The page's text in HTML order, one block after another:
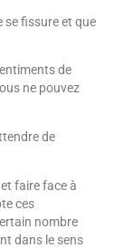
se fissure et que
de
ne pouvez
de
faire face à
ces
nombre
dans le sens